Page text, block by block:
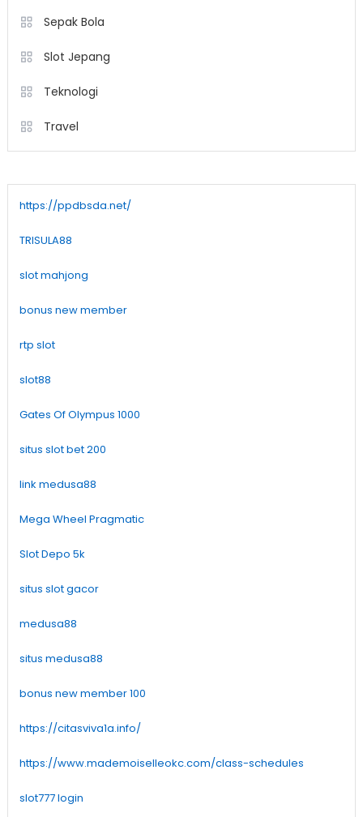
Sepak Bola
Slot Jepang
Teknologi
Travel
https://ppdbsda.net/
TRISULA88
slot mahjong
bonus new member
rtp slot
slot88
Gates Of Olympus 1000
situs slot bet 200
link medusa88
Mega Wheel Pragmatic
Slot Depo 5k
situs slot gacor
medusa88
situs medusa88
bonus new member 100
https://citasviva1a.info/
https://www.mademoiselleokc.com/class-schedules
slot777 login